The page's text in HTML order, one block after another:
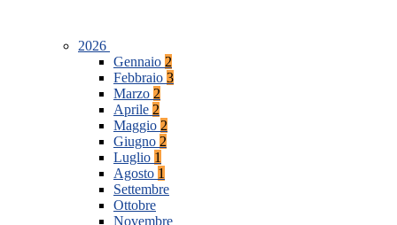
2026
Gennaio 2
Febbraio 3
Marzo 2
Aprile 2
Maggio 2
Giugno 2
Luglio 1
Agosto 1
Settembre
Ottobre
Novembre